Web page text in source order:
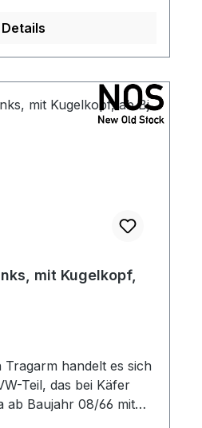
Details
mit Kugelkopf,
Tragarm handelt es sich
Teil, das bei Käfer
ab Baujahr 08/66 mit